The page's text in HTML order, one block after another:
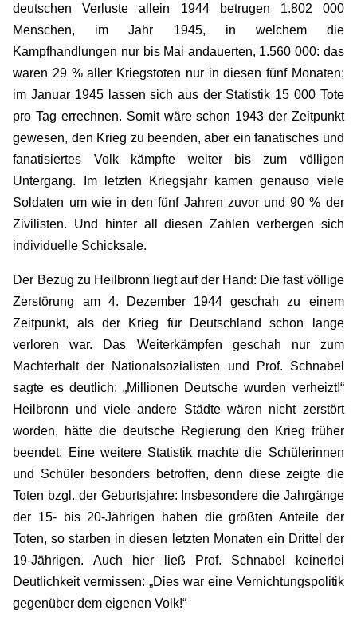
deutschen Verluste allein 1944 betrugen 1.802 000
Menschen, im Jahr 1945, in welchem die
Kampfhandlungen nur bis Mai andauerten, 1.560 000: das
waren 29 % aller Kriegstoten nur in diesen fünf Monaten;
im Januar 1945 lassen sich aus der Statistik 15 000 Tote
pro Tag errechnen. Somit wäre schon 1943 der Zeitpunkt
gewesen, den Krieg zu beenden, aber ein fanatisches und
fanatisiertes Volk kämpfte weiter bis zum völligen
Untergang. Im letzten Kriegsjahr kamen genauso viele
Soldaten um wie in den fünf Jahren zuvor und 90 % der
Zivilisten. Und hinter all diesen Zahlen verbergen sich
individuelle Schicksale.
Der Bezug zu Heilbronn liegt auf der Hand: Die fast völlige
Zerstörung am 4. Dezember 1944 geschah zu einem
Zeitpunkt, als der Krieg für Deutschland schon lange
verloren war. Das Weiterkämpfen geschah nur zum
Machterhalt der Nationalsozialisten und Prof. Schnabel
sagte es deutlich: „Millionen Deutsche wurden verheizt!“
Heilbronn und viele andere Städte wären nicht zerstört
worden, hätte die deutsche Regierung den Krieg früher
beendet. Eine weitere Statistik machte die Schülerinnen
und Schüler besonders betroffen, denn diese zeigte die
Toten bzgl. der Geburtsjahre: Insbesondere die Jahrgänge
der 15- bis 20-Jährigen haben die größten Anteile der
Toten, so starben in diesen letzten Monaten ein Drittel der
19-Jährigen. Auch hier ließ Prof. Schnabel keinerlei
Deutlichkeit vermissen: „Dies war eine Vernichtungspolitik
gegenüber dem eigenen Volk!“